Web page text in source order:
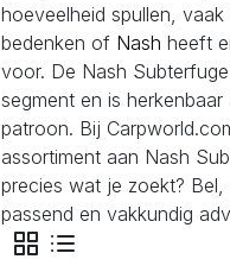
hoeveelheid spullen,
bedenken of Nash heeft
voor. De Nash
segment en is
patroon. Bij
assortiment aan Nash
precies wat je zoekt?
passend en vakkundig